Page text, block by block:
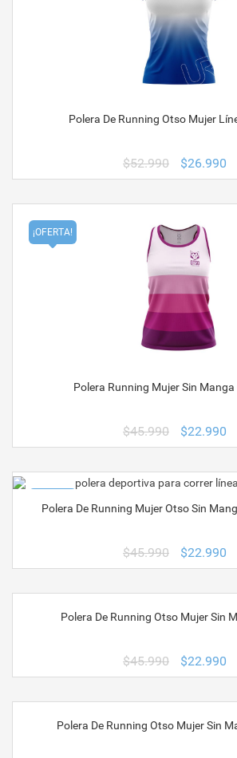
Polera De Running Otso Mujer
$52.990
El
precio
era:
$52.990.
$26.990
¡OFERTA!
Polera Running Mujer Sin
$45.990
El
precio
era:
$45.990.
$22.990
Polera De Running Mujer Otso Sin
$45.990
El
precio
era:
$45.990.
$22.990
¡OFERTA!Polera De Running Otso Mujer Sin
$45.990
El
precio
era:
$45.990.
$22.990
¡OFERTA!Polera De Running Otso Mujer Sin